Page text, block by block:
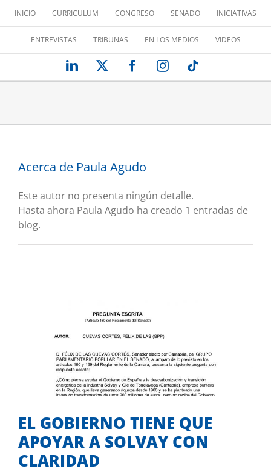
contenido
INICIO CURRICULUM CONGRESO SENADO INICIATIVAS
ENTREVISTAS TRIBUNAS EN LOS MEDIOS VIDEOS
LinkedIn FacebookInstagram
Acerca de Paula Agudo
Este autor no presenta ningún detalle.
Hasta ahora Paula Agudo ha creado 1 entradas de
blog.
SOLVAY CON CLARIDAD
Mis iniciativas
EL GOBIERNO TIENE QUE
APOYAR A SOLVAY CON
CLARIDAD